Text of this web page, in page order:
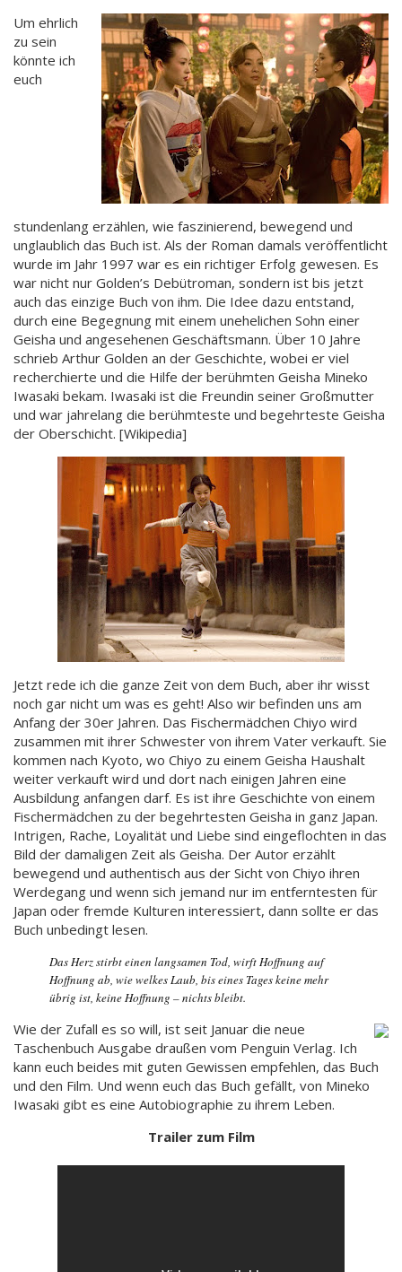
Um ehrlich
zu sein
könnte ich
euch
stundenlang erzählen, wie faszinierend, bewegend und
unglaublich das Buch ist. Als der Roman damals veröffentlicht
wurde im Jahr 1997 war es ein richtiger Erfolg gewesen. Es
war nicht nur Golden’s Debütroman, sondern ist bis jetzt
auch das einzige Buch von ihm. Die Idee dazu entstand,
durch eine Begegnung mit einem unehelichen Sohn einer
Geisha und angesehenen Geschäftsmann. Über 10 Jahre
schrieb Arthur Golden an der Geschichte, wobei er viel
recherchierte und die Hilfe der berühmten Geisha Mineko
Iwasaki bekam. Iwasaki ist die Freundin seiner Großmutter
und war jahrelang die berühmteste und begehrteste Geisha
der Oberschicht. [Wikipedia]
Jetzt rede ich die ganze Zeit von dem Buch, aber ihr wisst
noch gar nicht um was es geht! Also wir befinden uns am
Anfang der 30er Jahren. Das Fischermädchen Chiyo wird
zusammen mit ihrer Schwester von ihrem Vater verkauft. Sie
kommen nach Kyoto, wo Chiyo zu einem Geisha Haushalt
weiter verkauft wird und dort nach einigen Jahren eine
Ausbildung anfangen darf. Es ist ihre Geschichte von einem
Fischermädchen zu der begehrtesten Geisha in ganz Japan.
Intrigen, Rache, Loyalität und Liebe sind eingeflochten in das
Bild der damaligen Zeit als Geisha. Der Autor erzählt
bewegend und authentisch aus der Sicht von Chiyo ihren
Werdegang und wenn sich jemand nur im entferntesten für
Japan oder fremde Kulturen interessiert, dann sollte er das
Buch unbedingt lesen.
Das Herz stirbt einen langsamen Tod, wirft Hoffnung auf
Hoffnung ab, wie welkes Laub, bis eines Tages keine mehr
übrig ist, keine Hoffnung – nichts bleibt.
Wie der Zufall es so will, ist seit Januar die neue
Taschenbuch Ausgabe draußen vom Penguin Verlag. Ich
kann euch beides mit guten Gewissen empfehlen, das Buch
und den Film. Und wenn euch das Buch gefällt, von Mineko
Iwasaki gibt es eine Autobiographie zu ihrem Leben.
Trailer zum Film